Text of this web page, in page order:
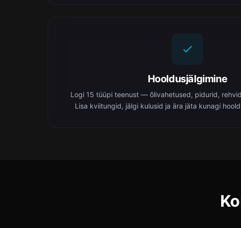
Hooldusjälgimine
Logi 15 tüüpi teenust — õlivahetused, pidurid,
Lisa kviitungid, jälgi kulusid ja ära jäta kunagi